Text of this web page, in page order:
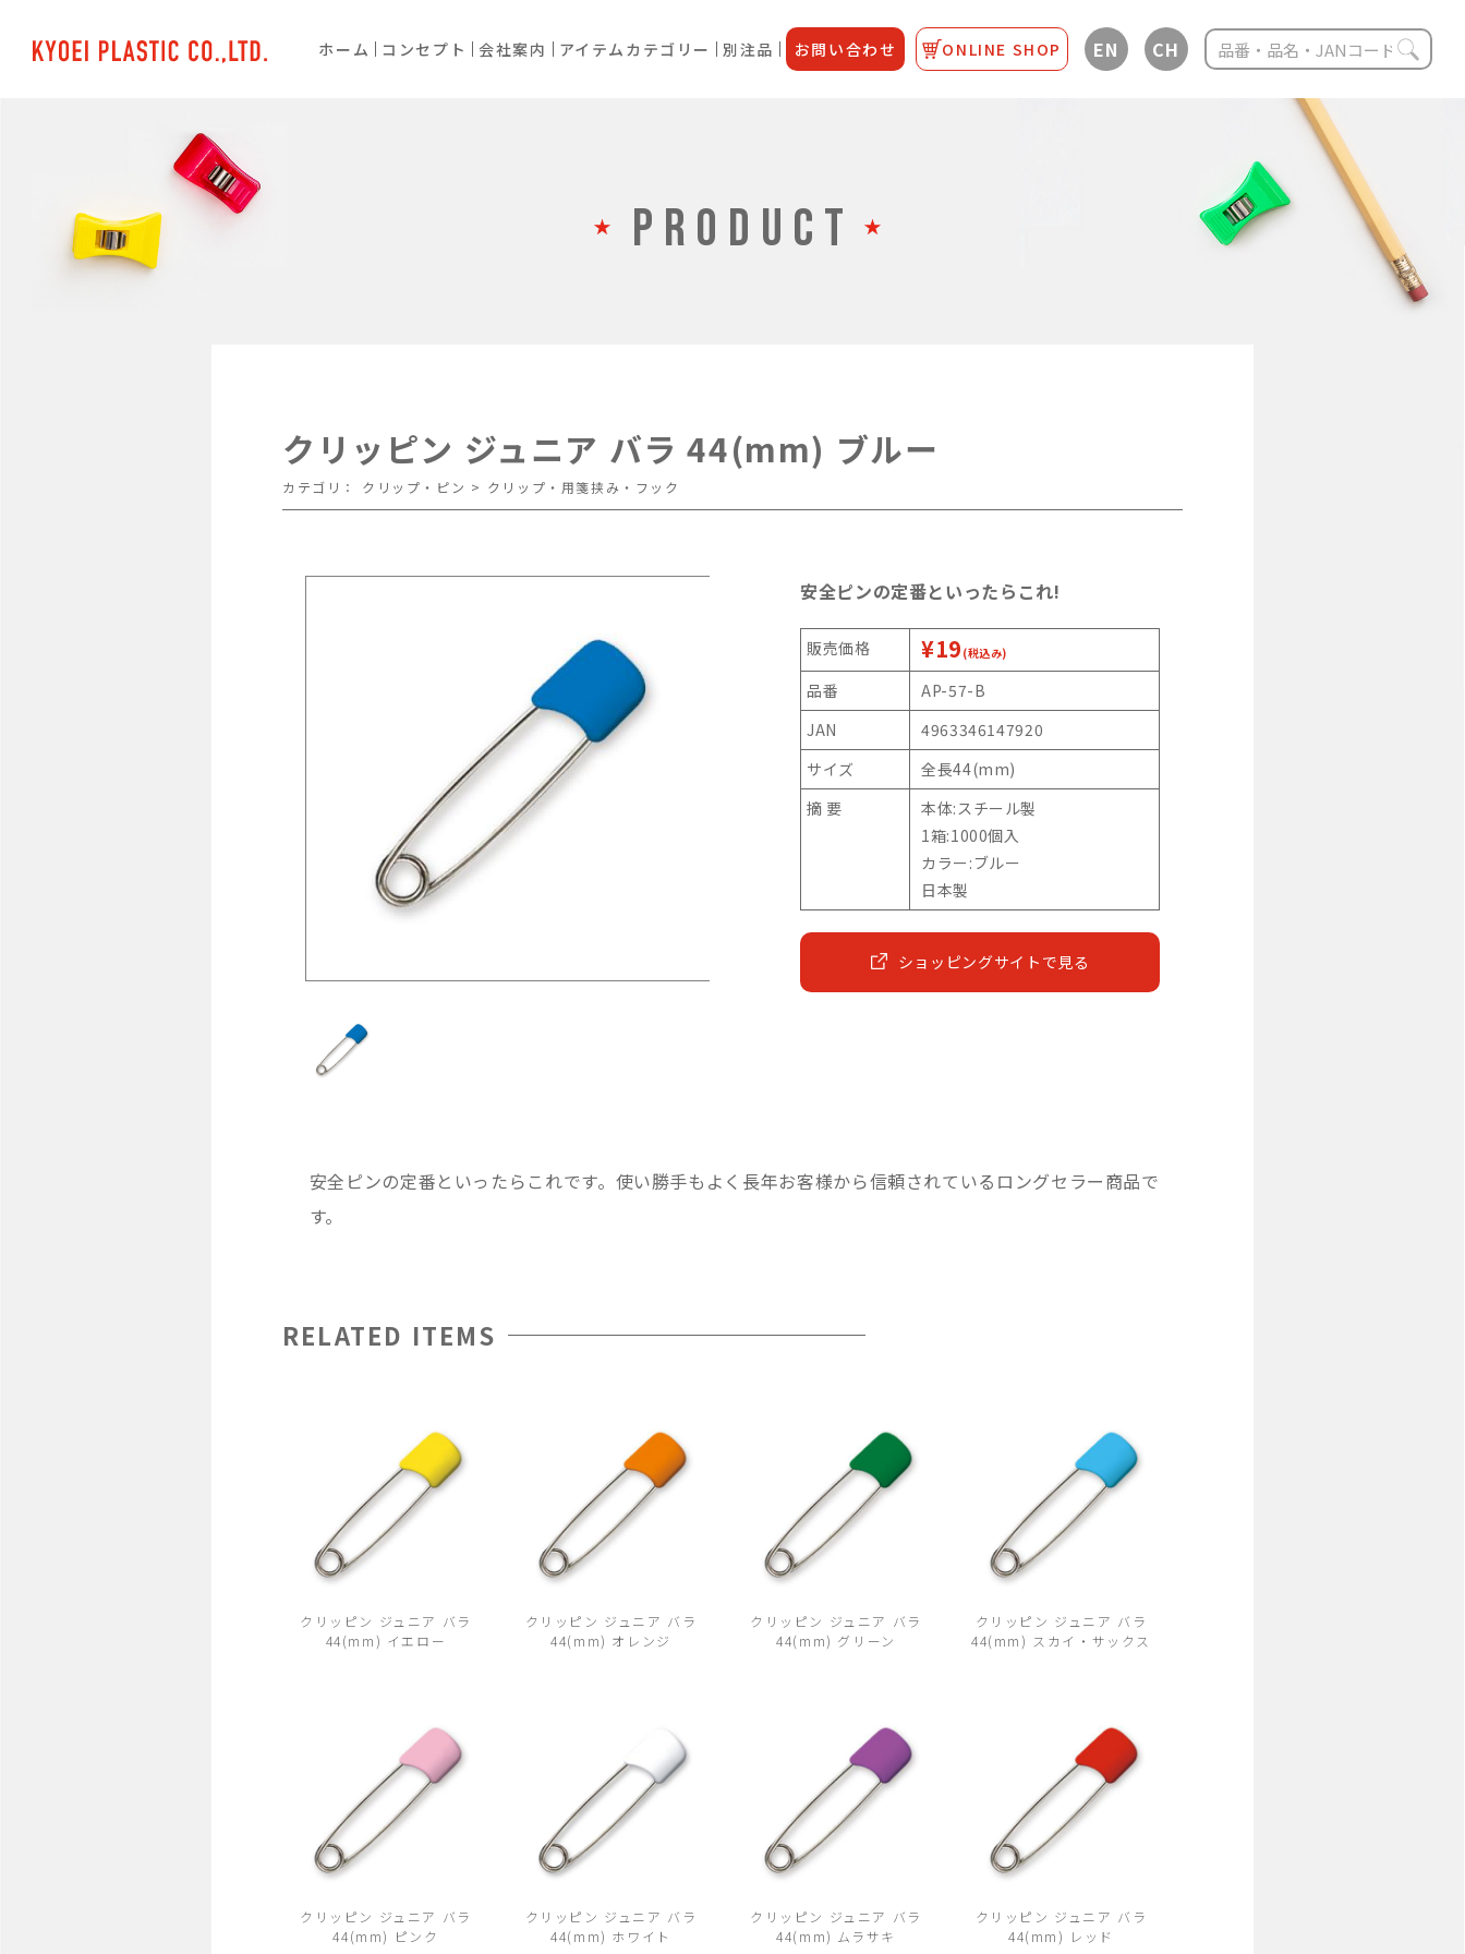
ホーム コンセプト 会社案内 アイテムカテゴリー 別注品 お問い合わせ ONLINE SHOP EN CH
PRODUCT
クリッピン ジュニア バラ 44(mm) ブルー
カテゴリ： クリップ・ピン > クリップ・用箋挟み・フック
安全ピンの定番といったらこれ!
販売価格 ¥19 (税込み)
品番
AP-57-B
JAN
4963346147920
サイズ
全長44(mm)
摘 要
本体:スチール製
1箱:1000個入
カラー:ブルー
日本製
ショッピングサイトで見る
安全ピンの定番といったらこれです。使い勝手もよく長年お客様から信頼されているロングセラー商品で
す。
RELATED ITEMS
クリッピン ジュニア バラ
44(mm) イエロー
クリッピン ジュニア バラ
44(mm) オレンジ
クリッピン ジュニア バラ
44(mm) グリーン
クリッピン ジュニア バラ
44(mm) スカイ・サックス
クリッピン ジュニア バラ
44(mm) ピンク
クリッピン ジュニア バラ
44(mm) ホワイト
クリッピン ジュニア バラ
44(mm) ムラサキ
クリッピン ジュニア バラ
44(mm) レッド